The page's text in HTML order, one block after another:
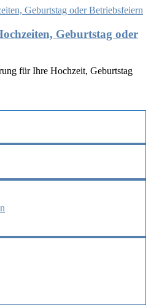
Geburtstag oder
für Ihre Hochzeit, Geburtstag